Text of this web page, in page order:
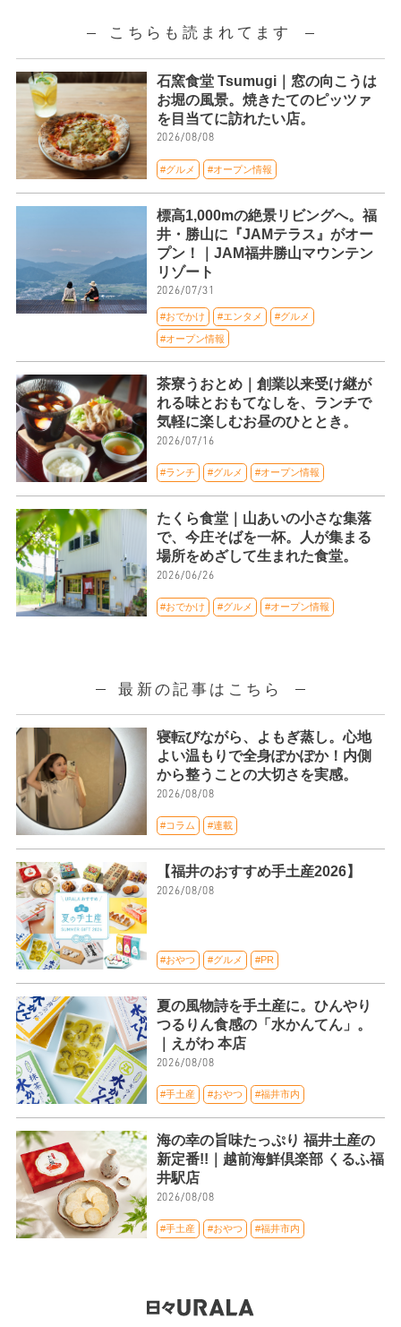
こちらも読まれてます
石窯食堂 Tsumugi｜窓の向こうは
お堀の風景。焼きたてのピッツァ
を目当てに訪れたい店。
2026/08/08
#グルメ #オープン情報
標高1,000mの絶景リビングへ。福
井・勝山に『JAMテラス』がオー
プン！｜JAM福井勝山マウンテン
リゾート
2026/07/31
#おでかけ #エンタメ #グルメ
#オープン情報
茶寮うおとめ｜創業以来受け継が
れる味とおもてなしを、ランチで
気軽に楽しむお昼のひととき。
2026/07/16
#ランチ #グルメ #オープン情報
たくら食堂｜山あいの小さな集落
で、今庄そばを一杯。人が集まる
場所をめざして生まれた食堂。
2026/06/26
#おでかけ #グルメ #オープン情報
最新の記事はこちら
寝転びながら、よもぎ蒸し。心地
よい温もりで全身ぽかぽか！内側
から整うことの大切さを実感。
2026/08/08
#コラム #連載
【福井のおすすめ手土産2026】
2026/08/08
#おやつ #グルメ #PR
夏の風物詩を手土産に。ひんやり
つるりん食感の「水かんてん」。
｜えがわ 本店
2026/08/08
#手土産 #おやつ #福井市内
海の幸の旨味たっぷり 福井土産の
新定番!!｜越前海鮮倶楽部 くるふ福
井駅店
2026/08/08
#手土産 #おやつ #福井市内